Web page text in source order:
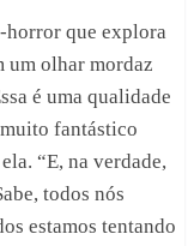
horror que explora
um olhar mordaz
é uma qualidade
fantástico
“E, na verdade,
todos nós
estamos tentando